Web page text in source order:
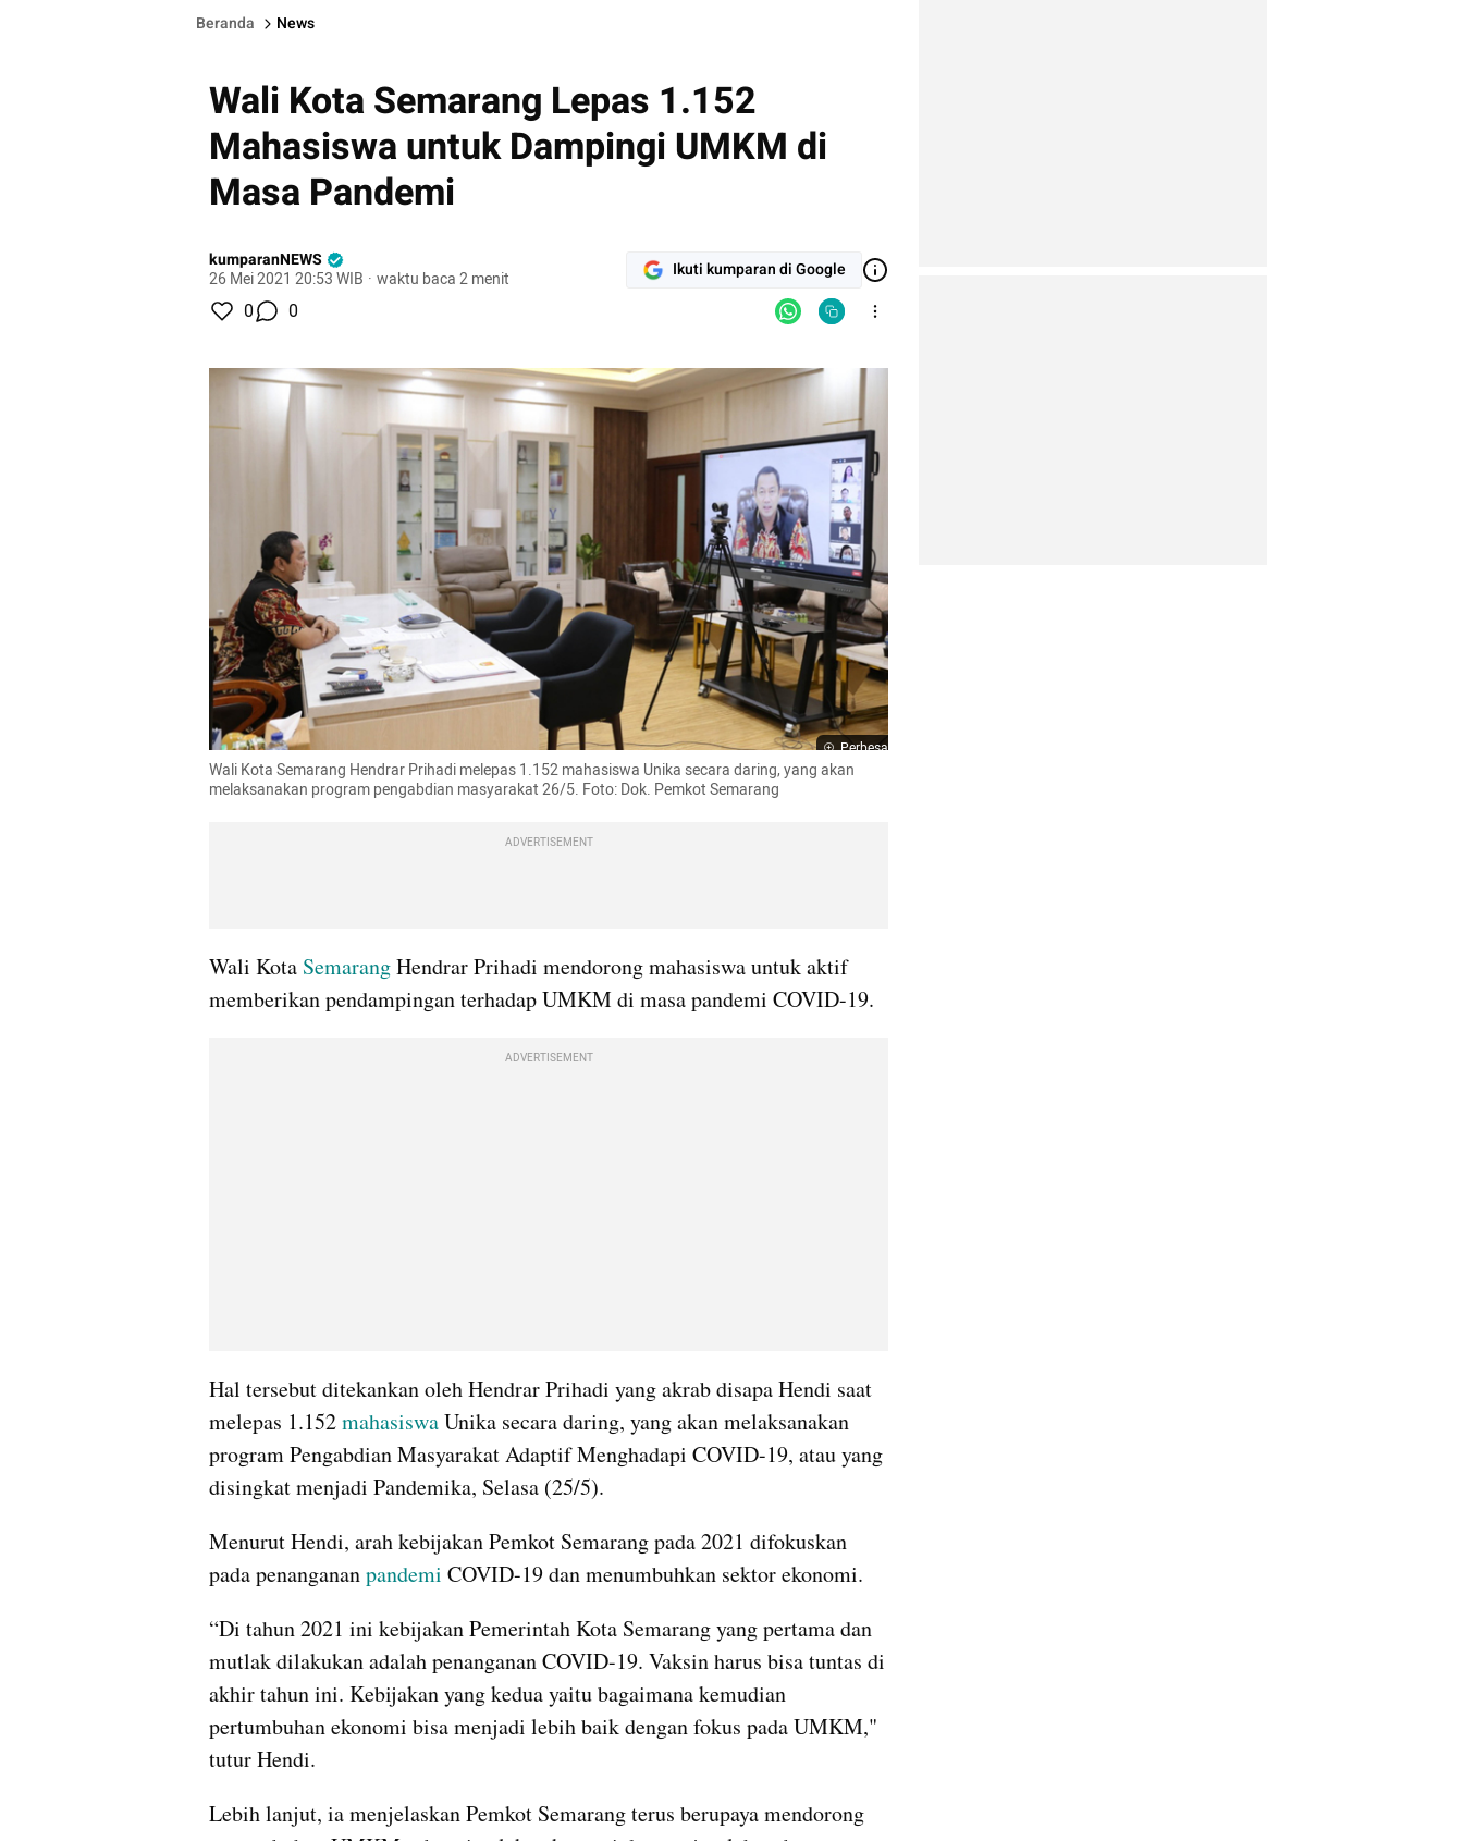
Beranda News
Wali Kota Semarang Lepas 1.152
Mahasiswa untuk Dampingi UMKM di
Masa Pandemi
kumparanNEWS
26 Mei 2021 20:53 WIB · waktu baca 2 menit Ikuti kumparan di Google
0 0
Perbesar
Wali Kota Semarang Hendrar Prihadi melepas 1.152 mahasiswa Unika secara daring, yang akan
melaksanakan program pengabdian masyarakat 26/5. Foto: Dok. Pemkot Semarang
ADVERTISEMENT
Wali Kota Semarang Hendrar Prihadi mendorong mahasiswa untuk aktif
memberikan pendampingan terhadap UMKM di masa pandemi COVID-19.
ADVERTISEMENT
Hal tersebut ditekankan oleh Hendrar Prihadi yang akrab disapa Hendi saat
melepas 1.152 mahasiswa Unika secara daring, yang akan melaksanakan
program Pengabdian Masyarakat Adaptif Menghadapi COVID-19, atau yang
disingkat menjadi Pandemika, Selasa (25/5).
Menurut Hendi, arah kebijakan Pemkot Semarang pada 2021 difokuskan
pada penanganan pandemi COVID-19 dan menumbuhkan sektor ekonomi.
“Di tahun 2021 ini kebijakan Pemerintah Kota Semarang yang pertama dan
mutlak dilakukan adalah penanganan COVID-19. Vaksin harus bisa tuntas di
akhir tahun ini. Kebijakan yang kedua yaitu bagaimana kemudian
pertumbuhan ekonomi bisa menjadi lebih baik dengan fokus pada UMKM,"
tutur Hendi.
Lebih lanjut, ia menjelaskan Pemkot Semarang terus berupaya mendorong